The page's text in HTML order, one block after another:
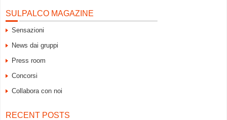
SULPALCO MAGAZINE
Sensazioni
News dai gruppi
Press room
Concorsi
Collabora con noi
RECENT POSTS